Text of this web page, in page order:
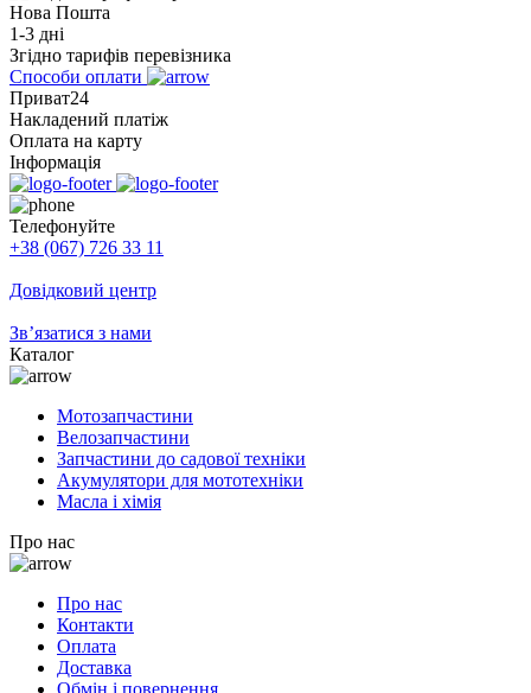
Нова Пошта
1-3 дні
Згідно тарифів перевізника
Способи оплати
Приват24
Накладений платіж
Оплата на карту
Інформація
Телефонуйте
+38 (067) 726 33 11
Довідковий центр
Зв’язатися з нами
Каталог
Мотозапчастини
Велозапчастини
Запчастини до садової техніки
Акумулятори для мототехніки
Масла і хімія
Про нас
Про нас
Контакти
Оплата
Доставка
Обмін і повернення